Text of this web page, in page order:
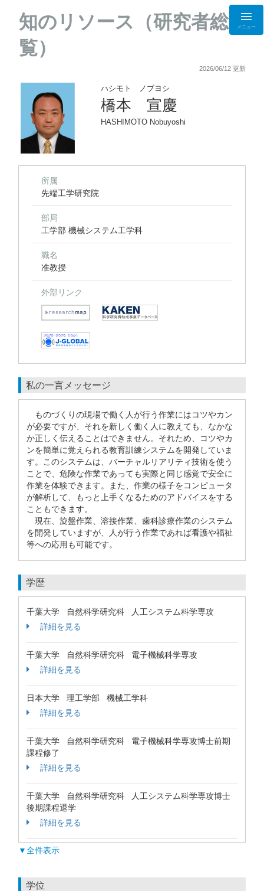
知のリソース（研究者総
覧）
メニュー
2026/06/12 更新
ハシモト ノブヨシ
橋本 宣慶
HASHIMOTO Nobuyoshi
所属
先端工学研究院
部局
工学部 機械システム工学科
職名
准教授
外部リンク
私の一言メッセージ
ものづくりの現場で働く人が行う作業にはコツやカン
が必要ですが、それを新しく働く人に教えても、なかな
か正しく伝えることはできません。それため、コツやカ
ンを簡単に覚えられる教育訓練システムを開発していま
す。このシステムは、バーチャルリアリティ技術を使う
ことで、危険な作業であっても実際と同じ感覚で安全に
作業を体験できます。また、作業の様子をコンピュータ
が解析して、もっと上手くなるためのアドバイスをする
こともできます。
現在、旋盤作業、溶接作業、歯科診療作業のシステム
を開発していますが、人が行う作業であれば看護や福祉
等への応用も可能です。
学歴
千葉大学 自然科学研究科 人工システム科学専攻
詳細を見る
千葉大学 自然科学研究科 電子機械科学専攻
詳細を見る
日本大学 理工学部 機械工学科
詳細を見る
千葉大学 自然科学研究科 電子機械科学専攻博士前期
課程修了
詳細を見る
千葉大学 自然科学研究科 人工システム科学専攻博士
後期課程退学
詳細を見る
▼全件表示
学位